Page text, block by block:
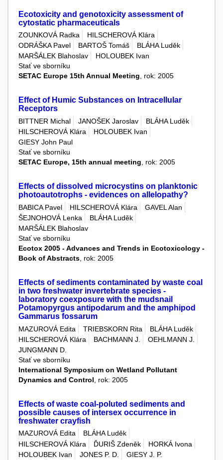
Ecotoxicity and genotoxicity assessment of
cytostatic pharmaceuticals
ZOUNKOVÁ Radka
HILSCHEROVÁ Klára
ODRÁŠKA Pavel
BARTOŠ Tomáš
BLÁHA Luděk
MARŠÁLEK Blahoslav
HOLOUBEK Ivan
Stať ve sborníku
SETAC Europe 15th Annual Meeting, rok: 2005
Effect of Humic Substances on Intracellular
Receptors
BITTNER Michal JANOŠEK Jaroslav
BLÁHA Luděk
HILSCHEROVÁ Klára
HOLOUBEK Ivan
GIESY John Paul
Stať ve sborníku
SETAC Europe, 15th annual meeting, rok: 2005
Effects of dissolved microcystins on planktonic
photoautotrophs - evidences on allelopathy?
BABICA Pavel HILSCHEROVÁ Klára
GAVEL Alan
ŠEJNOHOVÁ Lenka
BLÁHA Luděk
MARŠÁLEK Blahoslav
Stať ve sborníku
Ecotox 2005 - Advances and Trends in Ecotoxicology -
Book of Abstracts, rok: 2005
Effects of sediments contaminated by waste coal
in two freshwater invertebrate species -
laboratory coexposure with the mudsnail
Potamopyrgus antipodarum and the amphipod
Gammarus fossarum
MAZUROVÁ Edita TRIEBSKORN Rita
BLÁHA Luděk
HILSCHEROVÁ Klára
BACHMANN J.
OEHLMANN J.
JUNGMANN D.
Stať ve sborníku
International Symposium on Wetland Pollutant
Dynamics and Control , rok: 2005
Effects of waste coal-poluted sediments and
possible causes of intersex occurrence in
freshwater crayfish
MAZUROVÁ Edita
BLÁHA Luděk
HILSCHEROVÁ Klára
ĎURIŠ Zdeněk
HORKÁ Ivona
HOLOUBEK Ivan
JONES P. D.
GIESY J. P.